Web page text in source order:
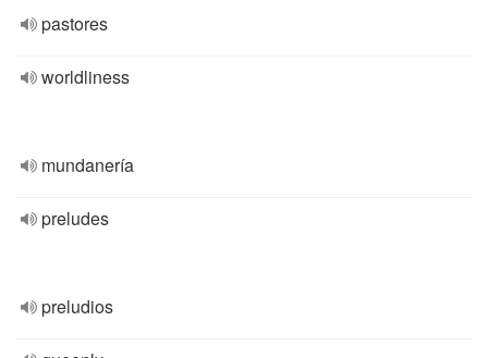
pastores
worldliness
mundanería
preludes
preludios